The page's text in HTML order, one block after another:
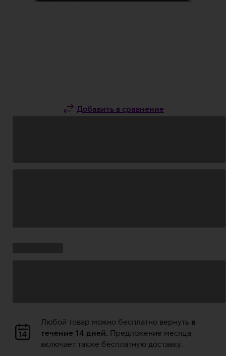
Добавить в сравнение
Загрузка
данных
Любой товар можно бесплатно вернуть в
течение 14 дней. Предложение месяца
включает также бесплатную доставку.